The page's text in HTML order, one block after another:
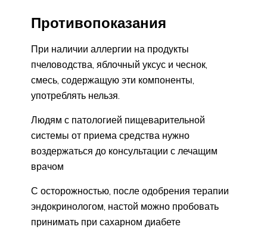
Противопоказания
При наличии аллергии на продукты
пчеловодства, яблочный уксус и чеснок,
смесь, содержащую эти компоненты,
употреблять нельзя.
Людям с патологией пищеварительной
системы от приема средства нужно
воздержаться до консультации с лечащим
врачом
С осторожностью, после одобрения терапии
эндокринологом, настой можно пробовать
принимать при сахарном диабете